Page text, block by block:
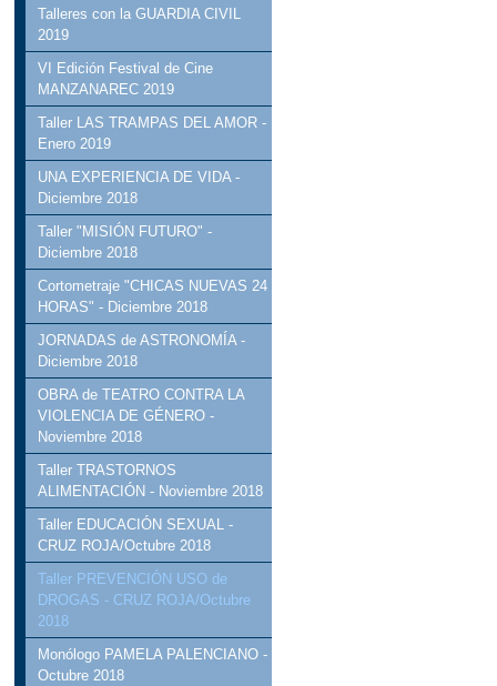
Talleres con la GUARDIA CIVIL
2019
VI Edición Festival de Cine
MANZANAREC 2019
Taller LAS TRAMPAS DEL AMOR -
Enero 2019
UNA EXPERIENCIA DE VIDA -
Diciembre 2018
Taller "MISIÓN FUTURO" -
Diciembre 2018
Cortometraje "CHICAS NUEVAS 24
HORAS" - Diciembre 2018
JORNADAS de ASTRONOMÍA -
Diciembre 2018
OBRA de TEATRO CONTRA LA
VIOLENCIA DE GÉNERO -
Noviembre 2018
Taller TRASTORNOS
ALIMENTACIÓN - Noviembre 2018
Taller EDUCACIÓN SEXUAL -
CRUZ ROJA/Octubre 2018
Taller PREVENCIÓN USO de
DROGAS - CRUZ ROJA/Octubre
2018
Monólogo PAMELA PALENCIANO -
Octubre 2018